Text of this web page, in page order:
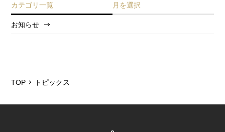
カテゴリ一覧
お知らせ
月を選択
2025/12
TOP トピックス